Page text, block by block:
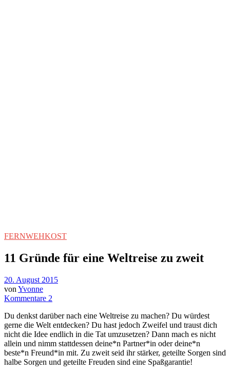
FERNWEHKOST
11 Gründe für eine Weltreise zu zweit
20. August 2015
von Yvonne
Kommentare 2
Du denkst darüber nach eine Weltreise zu machen? Du würdest
gerne die Welt entdecken? Du hast jedoch Zweifel und traust dich
nicht die Idee endlich in die Tat umzusetzen? Dann mach es nicht
allein und nimm stattdessen deine*n Partner*in oder deine*n
beste*n Freund*in mit. Zu zweit seid ihr stärker, geteilte Sorgen sind
halbe Sorgen und geteilte Freuden sind eine Spaßgarantie!